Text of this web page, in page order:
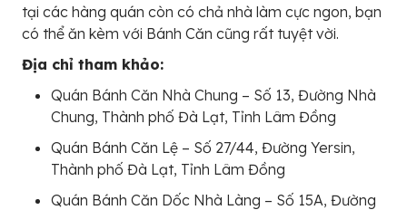
tại các hàng quán còn có chả nhà làm cực ngon, bạn
có thể ăn kèm với Bánh Căn cũng rất tuyệt vời.
Địa chỉ tham khảo:
Quán Bánh Căn Nhà Chung – Số 13, Đường Nhà
Chung, Thành phố Đà Lạt, Tỉnh Lâm Đồng
Quán Bánh Căn Lệ – Số 27/44, Đường Yersin,
Thành phố Đà Lạt, Tỉnh Lâm Đồng
Quán Bánh Căn Dốc Nhà Làng – Số 15A, Đường